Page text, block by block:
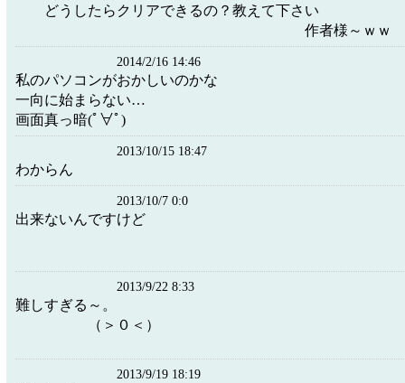
どうしたらクリアできるの？教
作者様～ｗｗ
2014/2/16 14:46
私のパソコンがおかしいのかな
一向に始まらない…
画面真っ暗(ﾟ∀ﾟ)
2013/10/15 18:47
わからん
2013/10/7 0:0
出来ないんですけど
2013/9/22 8:33
難しすぎる～。
（＞０＜）
2013/9/19 18:19